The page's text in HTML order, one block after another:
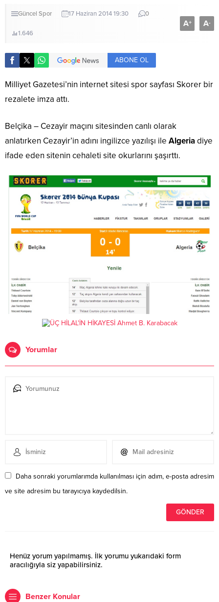
Güncel Spor 17 Haziran 2014 19:30 0
1.646
A+ A-
ABONE OL
Milliyet Gazetesi’nin internet sitesi spor sayfası Skorer bir
rezalete imza attı.
Belçika – Cezayir maçını sitesinden canlı olarak
anlatırken Cezayir’in adını ingilizce yazılışı ile Algeriadiye
ifade eden sitenin cehaleti site okurlarını şaşırttı.
Yorumlar
Daha sonraki yorumlarımda kullanılması için adım, e-posta adresim
ve site adresim bu tarayıcıya kaydedilsin.
Henüz yorum yapılmamış. İlk yorumu yukarıdaki form
aracılığıyla siz yapabilirsiniz.
Benzer Konular